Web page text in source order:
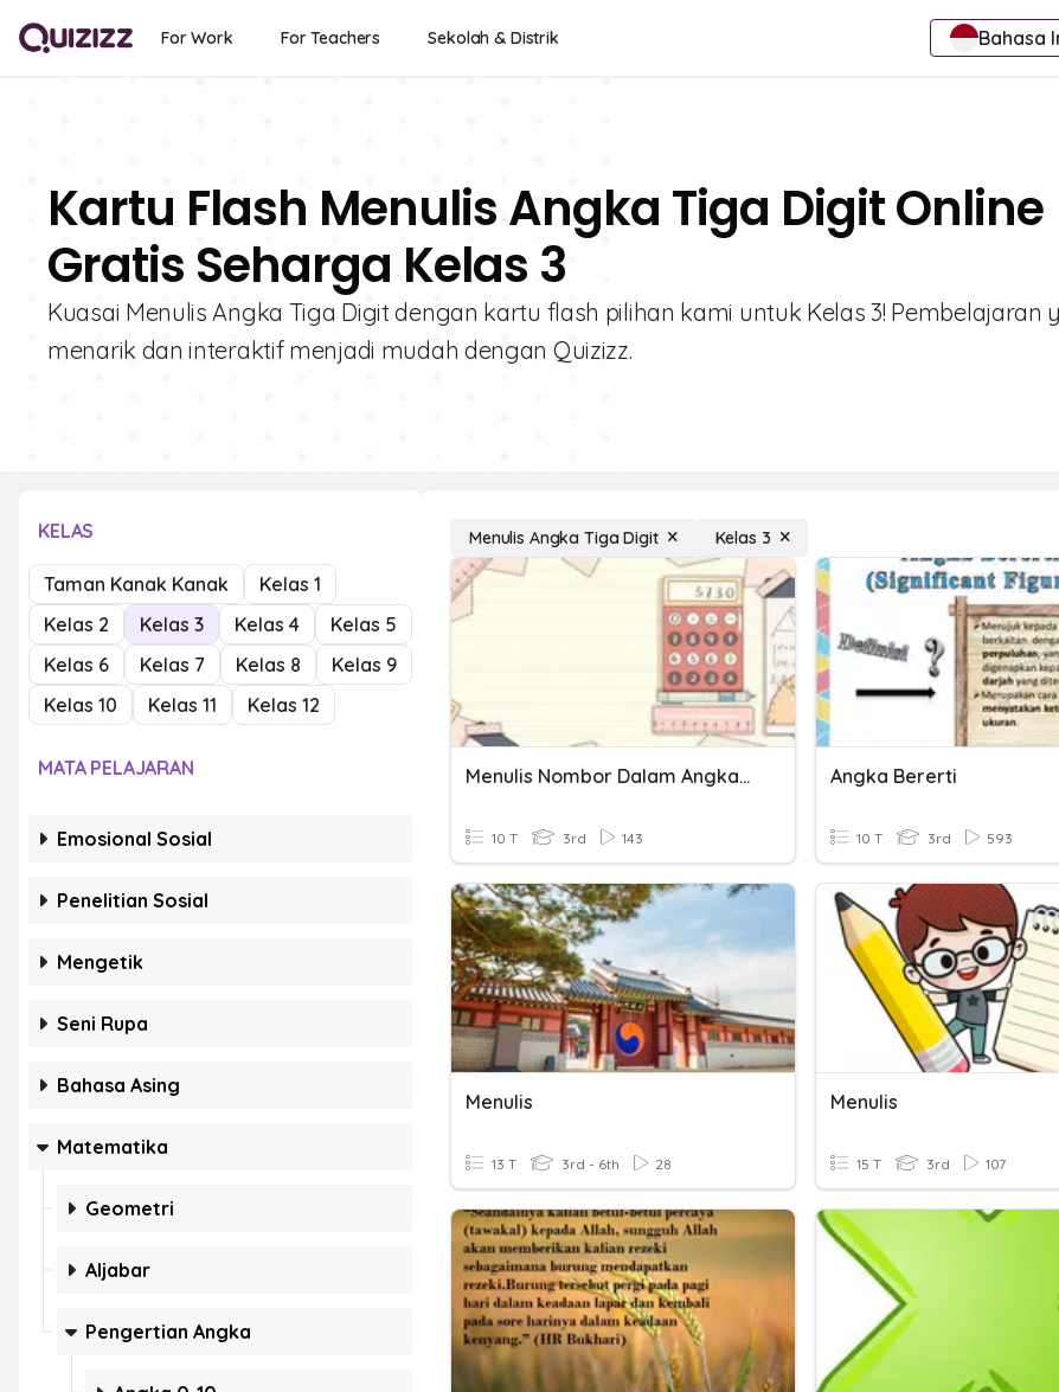
For Work For Teachers Sekolah & Distrik Bahasa
Kartu Flash Menulis Angka Tiga Digit Online
Gratis Seharga Kelas 3
Kuasai Menulis Angka Tiga Digit dengan kartu flash pilihan kami untuk Kelas 3! Pembelajaran
menarik dan interaktif menjadi mudah dengan Quizizz.
KELAS
Taman Kanak Kanak
Kelas 1
Kelas 2
Kelas 3 Kelas 4
Kelas 5
Kelas 6
Kelas 7 Kelas 8
Kelas 9
Kelas 10
Kelas 11 Kelas 12
MATA PELAJARAN
Emosional Sosial
Penelitian Sosial
Mengetik
Seni Rupa
Bahasa Asing
Matematika
Geometri
Aljabar
Pengertian Angka
Menulis Angka Tiga Digit Kelas 3
Menulis Nombor Dalam Angka Dan Perkataan
10 T 3rd 143
Angka Bererti
10 T 3rd 593
Menulis
13 T 3rd - 6th 28
Menulis
15 T 3rd 107